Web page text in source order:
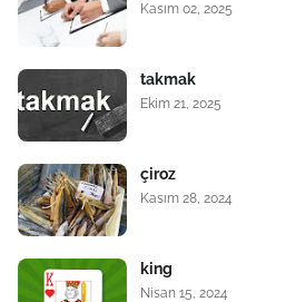
Kasım 02, 2025
takmak
Ekim 21, 2025
çiroz
Kasım 28, 2024
king
Nisan 15, 2024